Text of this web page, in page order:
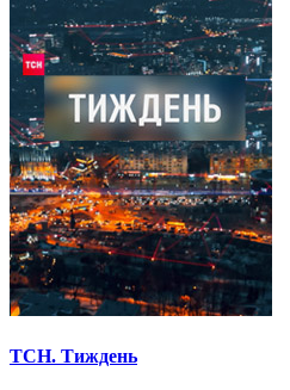
ТСН. Тиждень